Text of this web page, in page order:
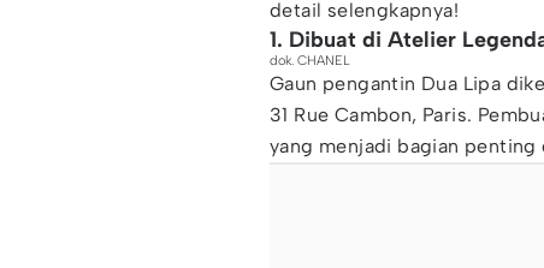
detail selengkapnya!
1. Dibuat di Atelier
dok. CHANEL
Gaun pengantin Dua Lipa
31 Rue Cambon, Paris.
yang menjadi bagian penting